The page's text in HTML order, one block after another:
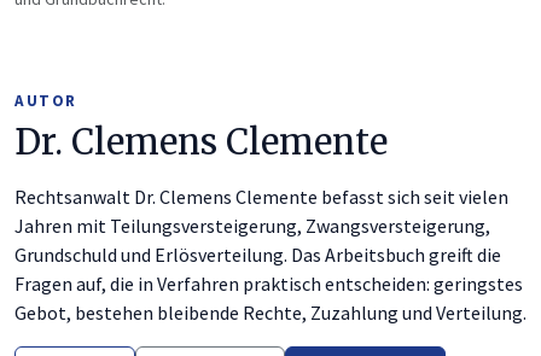
AUTOR
Dr. Clemens Clemente
Rechtsanwalt Dr. Clemens Clemente befasst sich seit vielen
Jahren mit Teilungsversteigerung, Zwangsversteigerung,
Grundschuld und Erlösverteilung. Das Arbeitsbuch greift die
Fragen auf, die in Verfahren praktisch entscheiden: geringstes
Gebot, bestehen bleibende Rechte, Zuzahlung und Verteilung.